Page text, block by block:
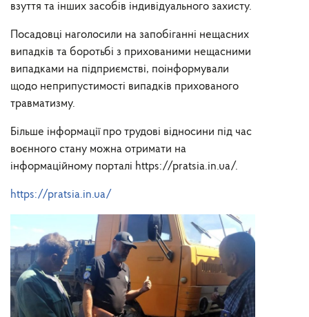
взуття та інших засобів індивідуального захисту.
Посадовці наголосили на запобіганні нещасних
випадків та боротьбі з прихованими нещасними
випадками на підприємстві, поінформували
щодо неприпустимості випадків прихованого
травматизму.
Більше інформації про трудові відносини під час
воєнного стану можна отримати на
інформаційному порталі https://pratsia.in.ua/.
https://pratsia.in.ua/